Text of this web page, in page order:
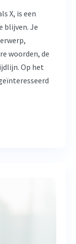
X, is een
blijven. Je
woorden, de
Op het